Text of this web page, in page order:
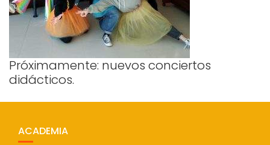
Próximamente: nuevos conciertos
didácticos.
ACADEMIA